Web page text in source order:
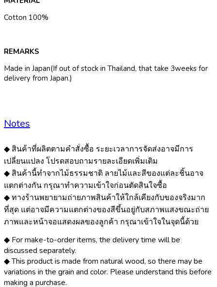
Cotton 100%
REMARKS
Made in Japan(If out of stock in Thailand, that take 3weeks for
delivery from Japan.)
Notes
◆ สินค้าที่ผลิตตามคำสั่งซื้อ ระยะเวลาการจัดส่งอาจมีการ
เปลี่ยนแปลง โปรดสอบถามรายละเอียดเพิ่มเติม
◆ สินค้านี้ทำจากไม้ธรรมชาติ ลายไม้และสีของแต่ละชิ้นอาจ
แตกต่างกัน กรุณาทำความเข้าใจก่อนตัดสินใจซื้อ
◆ ทางร้านพยายามถ่ายภาพสินค้าให้ใกล้เคียงกับของจริงมาก
ที่สุด แต่อาจมีความแตกต่างของสีขึ้นอยู่กับสภาพแสงขณะถ่าย
ภาพและหน้าจอแสดงผลของลูกค้า กรุณาเข้าใจในจุดนี้ด้วย
◆ For make-to-order items, the delivery time will be
discussed separately.
◆ This product is made from natural wood, so there may be
variations in the grain and color. Please understand this before
making a purchase.